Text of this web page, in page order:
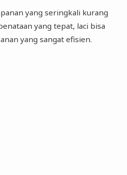
yang seringkali kurang
yang tepat, laci bisa
yang sangat efisien.